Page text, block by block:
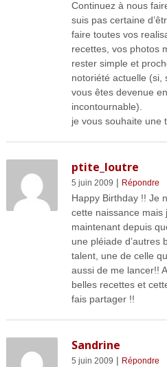
Continuez à nous
suis pas certaine
faire toutes vos
recettes, vos photos
rester simple et
notoriété actuelle (si,
vous êtes devenue
incontournable).
je vous souhaite une
ptite_loutre
5 juin 2009 | Répondre
Happy Birthday !! Je
cette naissance mais
maintenant depuis
une pléiade d’autres
talent, une de celle
aussi de me lancer!!
belles recettes et
fais partager !!
Sandrine
5 juin 2009 | Répondre